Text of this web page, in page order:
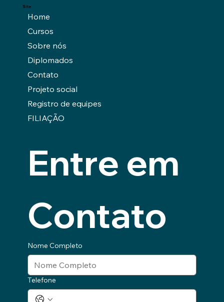
Site
Home
Cursos
Sobre nós
Diplomados
Contato
Projeto social
Registro de equipes
FILIAÇÃO
Entre em
Contato
Nome Completo
Telefone